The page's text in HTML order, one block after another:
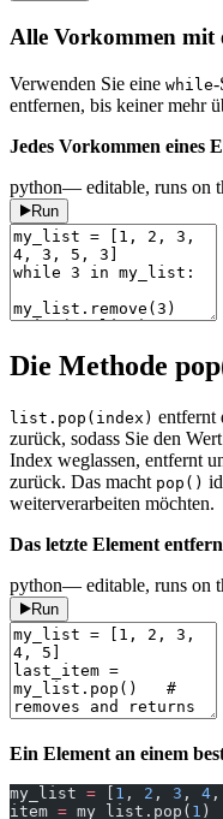
Alle Vorkommen mit
Verwenden Sie eine while-
entfernen, bis keiner mehr
Jedes Vorkommen eines
python— editable, runs on
Run
Die Methode
list.pop(index) entfernt
zurück, sodass Sie den
Index weglassen, entfernt
zurück. Das macht pop()
weiterverarbeiten möchten.
Das letzte Element
python— editable, runs on
Run
Ein Element an einem
my_list = [ 1 , 2 , 3 , 4 ,
item = my_list.pop( 1